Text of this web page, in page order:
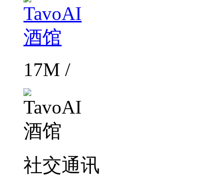
17M /
社交通讯